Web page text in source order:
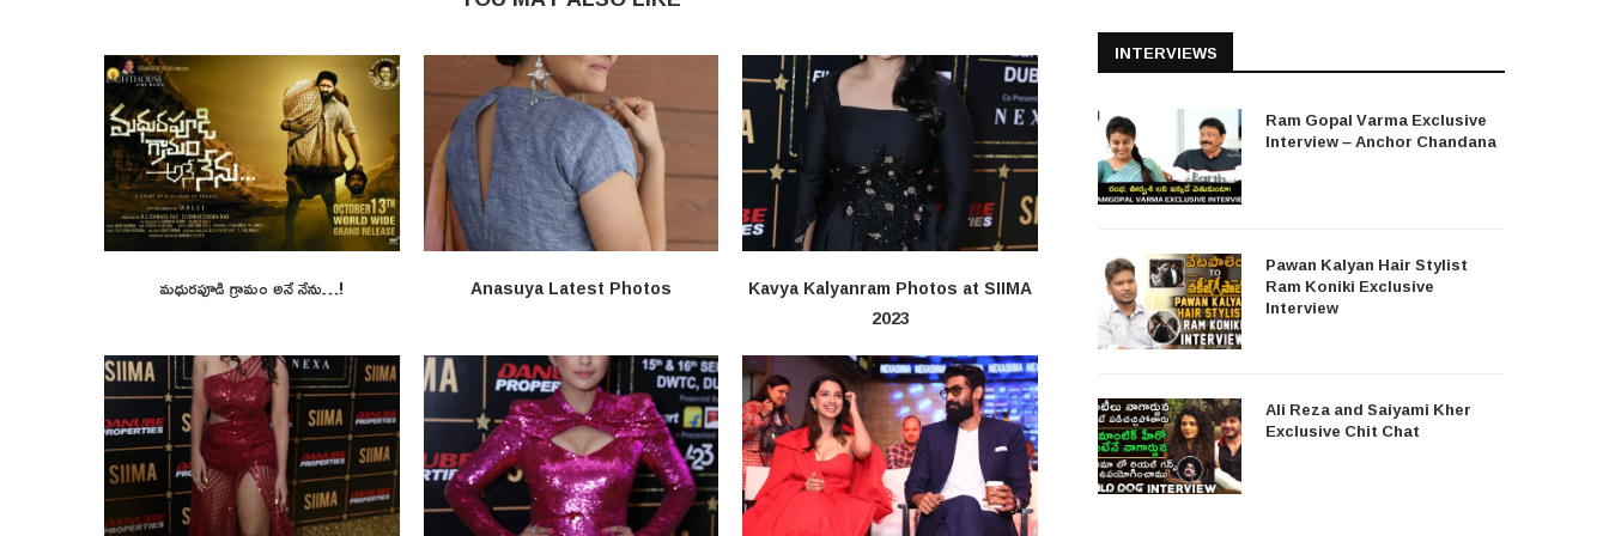
మధురపూడి గ్రామం అనే నేను…! Anasuya Latest Photos
Kavya Kalyanram Photos at SIIMA
2023
INTERVIEWS
Ram Gopal Varma Exclusive
Interview – Anchor Chandana
Pawan Kalyan Hair Stylist
Ram Koniki Exclusive
Interview
Ali Reza and Saiyami Kher
Exclusive Chit Chat